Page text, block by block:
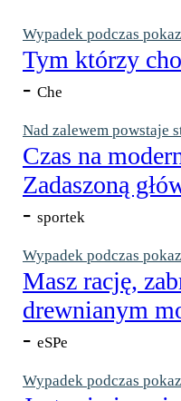
Wypadek podczas
Tym którzy
- Che
Nad zalewem powstaje
Czas na
Zadaszoną
- sportek
Wypadek podczas
Masz rację,
drewnianym
- eSPe
Wypadek podczas